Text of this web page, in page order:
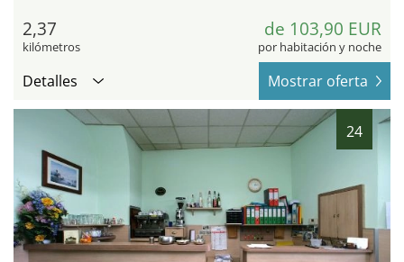
2,37
kilómetros
de 103,90 EUR
por habitación y noche
Detalles Mostrar oferta
24